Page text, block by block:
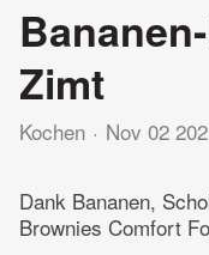
Zimt
Kochen Nov 02
Dank Bananen,
Brownies Comfort